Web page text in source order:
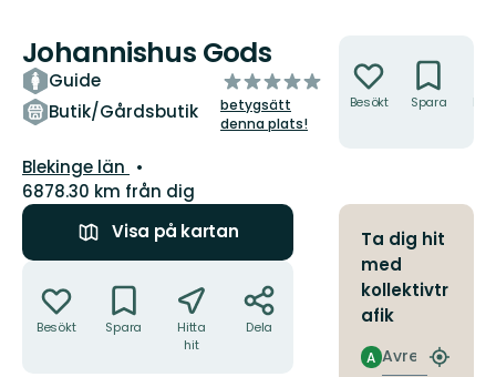
Johannishus Gods
Guide
Butik/Gårdsbutik
av
5
stjärnor
betygsätt
denna plats!
Län:
Blekinge län
6878.30 km från dig
Visa på kartan
Besökt Spara
Hitta
hit
Dela
Besökt Spara
Ta dig hit
med
kollektivtr
afik
Avresa
A
Hitta